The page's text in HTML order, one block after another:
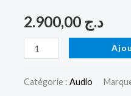
د.ج
EW81
HOCO
Catégorie : Audio